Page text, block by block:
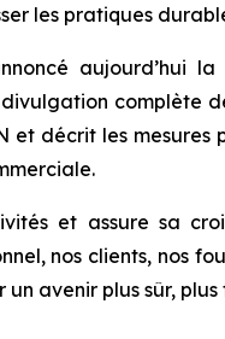
les pratiques
aujourd’hui
complète
décrit les mesures
et assure sa
nos clients, nos
un avenir plus